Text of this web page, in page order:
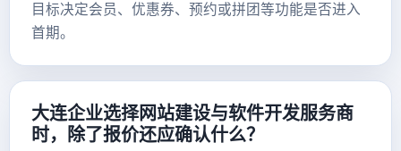
目标决定会员、优惠券、预约或拼团等功能是否进入
首期。
大连企业选择网站建设与软件开发服务商
时，除了报价还应确认什么？